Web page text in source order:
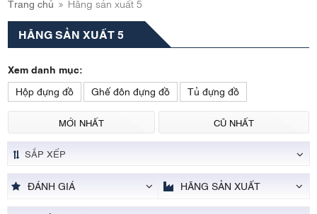
Trang chủ Hãng sản xuất 5
HÃNG SẢN XUẤT 5
Xem danh mục:
Hộp đựng đồ
Ghế đôn đựng đồ Tủ đựng đồ
MỚI NHẤT CŨ NHẤT
SẮP XẾP
ĐÁNH GIÁ HÃNG SẢN XUẤT